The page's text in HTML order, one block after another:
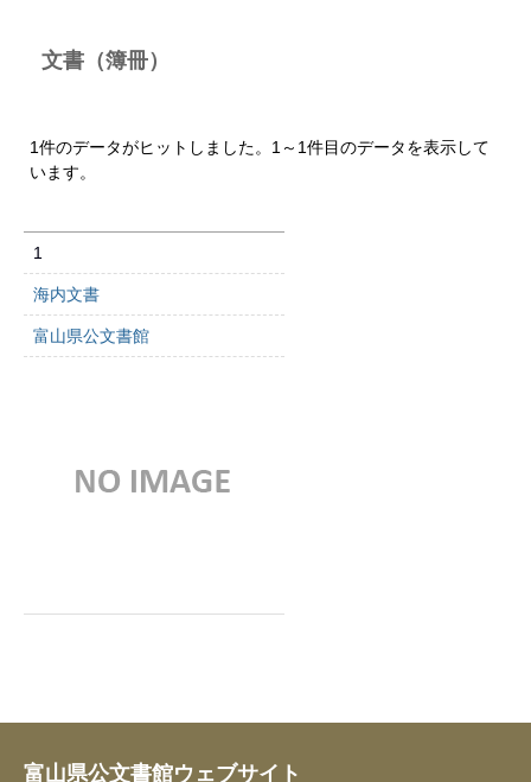
文書（簿冊）
1件のデータがヒットしました。1～1件目のデータを表示して
います。
1
海内文書
富山県公文書館
富山県公文書館ウェブサイト